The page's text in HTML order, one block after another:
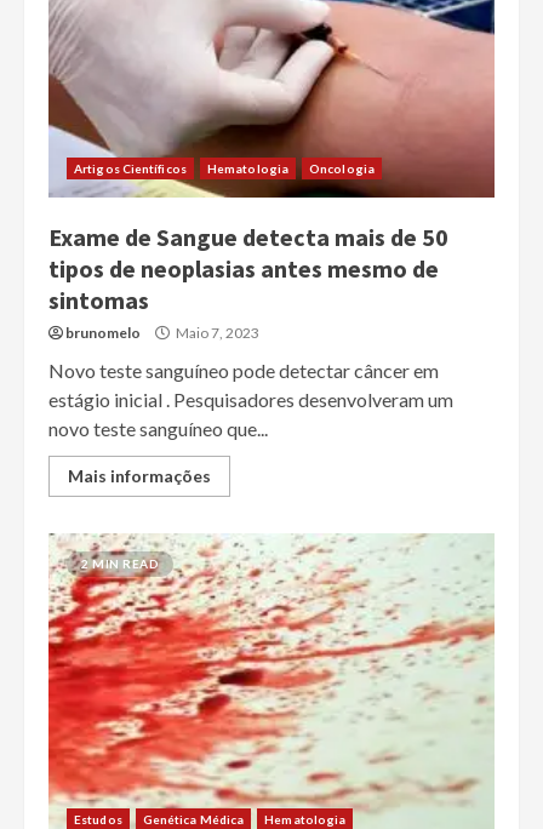
Artigos Científicos Hematologia Oncologia
Exame de Sangue detecta mais de 50
tipos de neoplasias antes mesmo de
sintomas
brunomelo Maio 7, 2023
Novo teste sanguíneo pode detectar câncer em
estágio inicial . Pesquisadores desenvolveram um
novo teste sanguíneo que...
Mais informações
2 MIN READ
Estudos Genética Médica Hematologia